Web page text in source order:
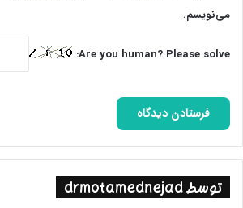
می‌نویسم.
Are you human? Please solve:
توسط drmotamednejad